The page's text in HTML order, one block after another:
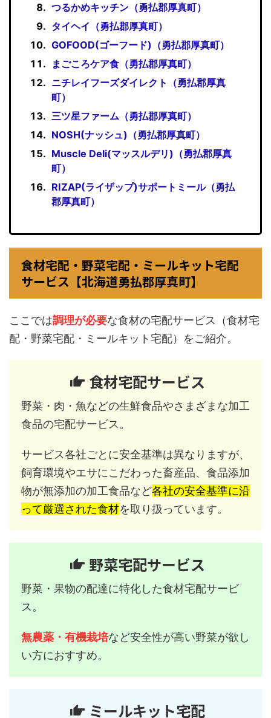
つるかめキッチン（勇払郡厚真町）
タイヘイ（勇払郡厚真町）
GOFOOD(ゴーフード)（勇払郡厚真町）
まごころケア食（勇払郡厚真町）
ニチレイフーズダイレクト（勇払郡厚真
町）
三ツ星ファーム（勇払郡厚真町）
NOSH(ナッシュ)（勇払郡厚真町）
Muscle Deli(マッスルデリ)（勇払郡厚真
町）
RIZAP(ライザップ)サポートミール（勇払
郡厚真町）
食材宅配・野菜宅配・ミールキット宅配
サービス【北海道勇払郡厚真町】
ここでは調理が必要な食材の宅配サービス（食材宅
配・野菜宅配・ミールキット宅配）をご紹介。
食材宅配サービス
野菜・肉・魚などの生鮮食品やさまざまな加工
食品の宅配サービス。
サービス各社ごとに安全基準は異なりますが、
飼育環境やエサにこだわった畜産品、食品添加
物が無添加の加工食品など各社の安全基準に沿
って厳選された食材を取り扱っています。
野菜宅配サービス
野菜・果物の配達に特化した食材宅配サービ
ス。
無農薬・有機栽培など安全性が高い野菜が欲し
い方におすすめ。
ミールキット宅配